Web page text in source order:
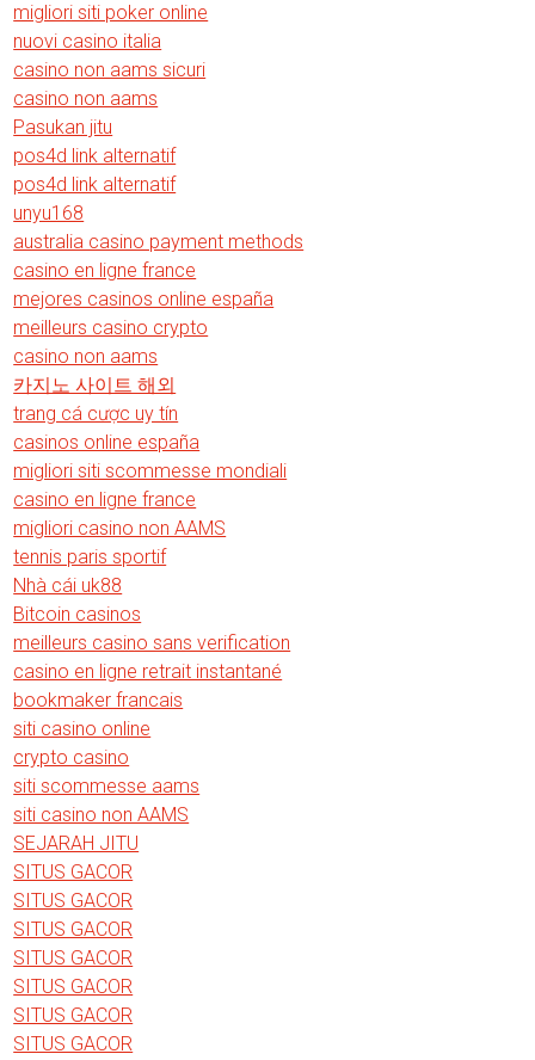
migliori siti poker online
nuovi casino italia
casino non aams sicuri
casino non aams
Pasukan jitu
pos4d link alternatif
pos4d link alternatif
unyu168
australia casino payment methods
casino en ligne france
mejores casinos online españa
meilleurs casino crypto
casino non aams
카지노 사이트 해외
trang cá cược uy tín
casinos online españa
migliori siti scommesse mondiali
casino en ligne france
migliori casino non AAMS
tennis paris sportif
Nhà cái uk88
Bitcoin casinos
meilleurs casino sans verification
casino en ligne retrait instantané
bookmaker francais
siti casino online
crypto casino
siti scommesse aams
siti casino non AAMS
SEJARAH JITU
SITUS GACOR
SITUS GACOR
SITUS GACOR
SITUS GACOR
SITUS GACOR
SITUS GACOR
SITUS GACOR